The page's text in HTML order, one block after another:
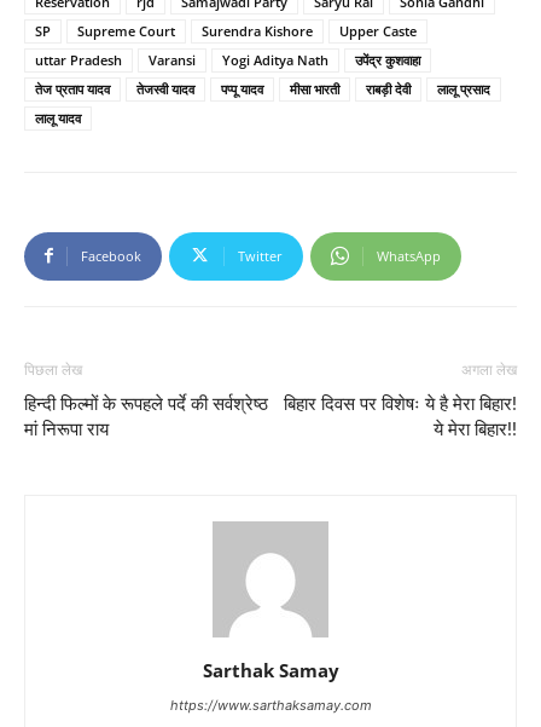
SP
Supreme Court Surendra Kishore
Upper Caste
uttar Pradesh
Varansi Yogi Aditya Nath
उपेंद्र कुशवाहा
तेज प्रताप यादव
तेजस्वी यादव पप्पू यादव मीसा भारती राबड़ी देवी
लालू प्रसाद
लालू यादव
Facebook Twitter WhatsApp
पिछला लेख
हिन्दी फिल्मों के रूपहले पर्दे की सर्वश्रेष्ठ
मां निरूपा राय
अगला लेख
बिहार दिवस पर विशेषः ये है मेरा बिहार!
ये मेरा बिहार!!
Sarthak Samay
https://www.sarthaksamay.com